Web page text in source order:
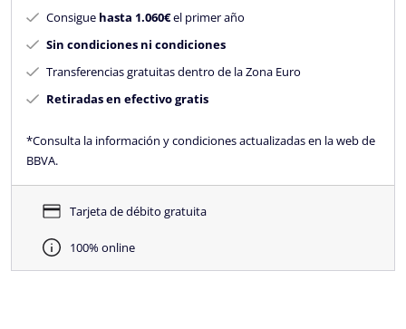
Consigue hasta 1.060€el primer año
Sin condiciones ni condiciones
Transferencias gratuitas dentro de la Zona Euro
Retiradas en efectivo gratis
*Consulta la información y condiciones actualizadas en la web de
BBVA.
Tarjeta de débito gratuita
100% online